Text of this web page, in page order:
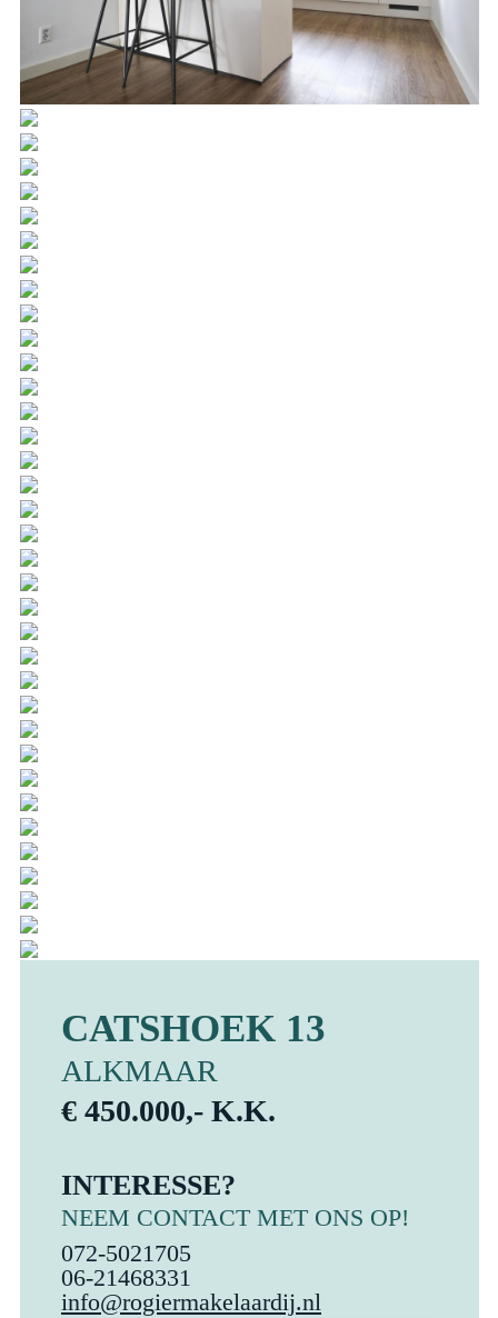
CATSHOEK 13
ALKMAAR
€ 450.000,- K.K.
INTERESSE?
NEEM CONTACT MET ONS OP!
072-5021705
06-21468331
info@rogiermakelaardij.nl